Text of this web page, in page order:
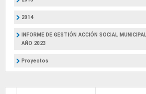
2014
INFORME DE GESTIÓN ACCIÓN SOCIAL
AÑO 2023
Proyectos